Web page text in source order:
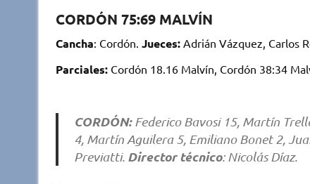
CORDÓN 75:69 MALVÍN
Cancha: Cordón. Jueces: Adrián Vázquez, Carlos
Parciales:Cordón 18.16 Malvín, Cordón 38:34
CORDÓN:Federico Bavosi 15, Martín
4, Martín Aguilera 5, Emiliano Bonet 2,
Previatti. Director técnico: Nicolás Díaz.